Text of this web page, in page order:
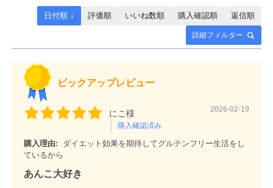
詳細フィルター
日付順 ↓ 評価順 いいね数順 購入確認順 返信順
ピックアップレビュー
にこ様
購入確認済み
2026-02-19
購入理由:
ダイエット効果を期待してグルテンフリー生活をし
ているから
あんこ大好き